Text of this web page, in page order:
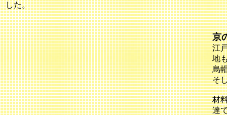
した。
京
江
地
烏
そ
材
達